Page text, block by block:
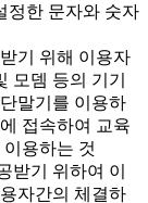
정한 문자와 숫자
기 위해 이용자
모뎀 등의 기기
말기를 이용하
접속하여 교육
용하는 것
받기 위하여 이
자간의 체결하